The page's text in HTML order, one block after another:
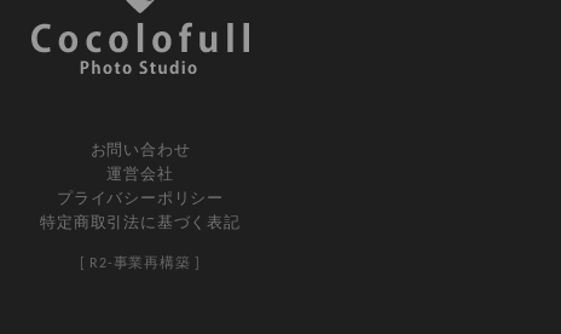
お問い合わせ
運営会社
プライバシーポリシー
特定商取引法に基づく表記
[ R2-事業再構築 ]